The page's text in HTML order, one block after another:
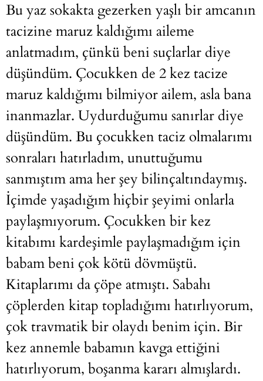
Bu yaz sokakta gezerken yaşlı bir amcanın
tacizine maruz kaldığımı aileme
anlatmadım, çünkü beni suçlarlar diye
düşündüm. Çocukken de 2 kez tacize
maruz kaldığımı bilmiyor ailem, asla bana
inanmazlar. Uydurduğumu sanırlar diye
düşündüm. Bu çocukken taciz olmalarımı
sonraları hatırladım, unuttuğumu
sanmıştım ama her şey bilinçaltındaymış.
İçimde yaşadığım hiçbir şeyimi onlarla
paylaşmıyorum. Çocukken bir kez
kitabımı kardeşimle paylaşmadığım için
babam beni çok kötü dövmüştü.
Kitaplarımı da çöpe atmıştı. Sabahı
çöplerden kitap topladığımı hatırlıyorum,
çok travmatik bir olaydı benim için. Bir
kez annemle babamın kavga ettiğini
hatırlıyorum, boşanma kararı almışlardı.